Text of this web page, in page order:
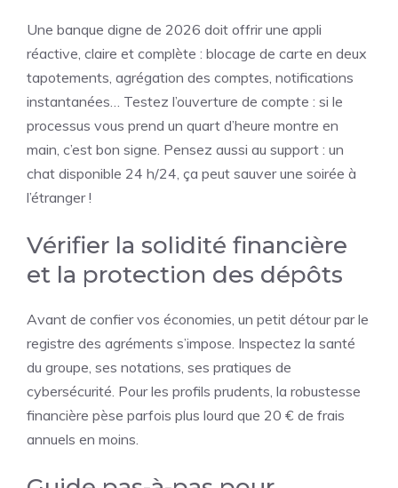
Une banque digne de 2026 doit offrir une appli
réactive, claire et complète : blocage de carte en deux
tapotements, agrégation des comptes, notifications
instantanées… Testez l’ouverture de compte : si le
processus vous prend un quart d’heure montre en
main, c’est bon signe. Pensez aussi au support : un
chat disponible 24 h/24, ça peut sauver une soirée à
l’étranger !
Vérifier la solidité financière
et la protection des dépôts
Avant de confier vos économies, un petit détour par le
registre des agréments s’impose. Inspectez la santé
du groupe, ses notations, ses pratiques de
cybersécurité. Pour les profils prudents, la robustesse
financière pèse parfois plus lourd que 20 € de frais
annuels en moins.